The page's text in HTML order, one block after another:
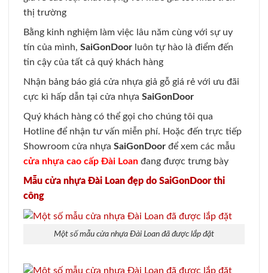
thị trường
Bằng kinh nghiệm làm việc lâu năm cùng với sự uy
tín của mình, SaiGonDoor luôn tự hào là điểm đến
tin cậy của tất cả quý khách hàng
Nhận bảng báo giá cửa nhựa giả gỗ giá rẻ với ưu đãi
cực kì hấp dẫn tại cửa nhựa SaiGonDoor
Quý khách hàng có thể gọi cho chúng tôi qua
Hotline để nhận tư vấn miễn phí. Hoặc đến trực tiếp
Showroom cửa nhựa SaiGonDoor để xem các mẫu
cửa nhựa cao cấp Đài Loan đang được trưng bày
Mẫu cửa nhựa Đài Loan đẹp do SaiGonDoor thi
công
Một số mẫu cửa nhựa Đài Loan đã được lắp đặt